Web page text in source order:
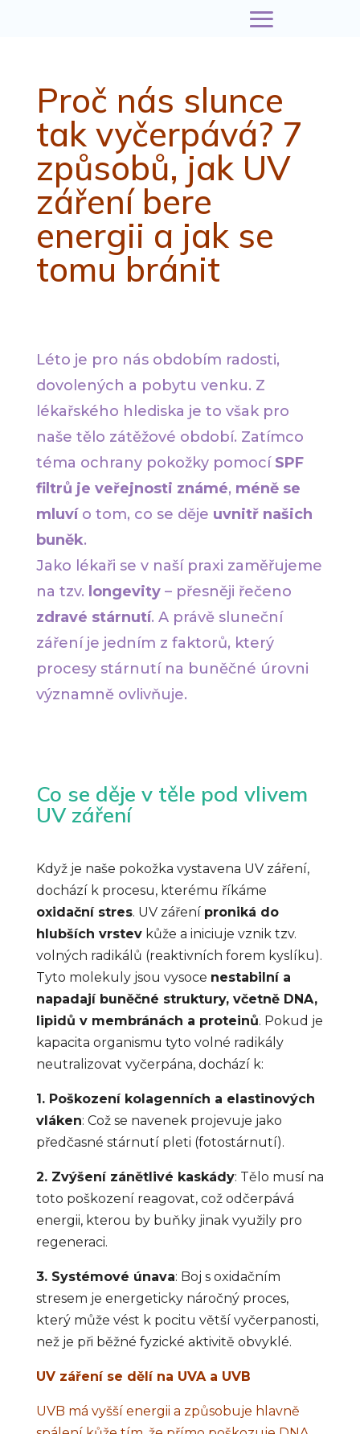
Proč nás slunce
tak vyčerpává? 7
způsobů, jak UV
záření bere
energii a jak se
tomu bránit
Léto je pro nás obdobím radosti,
dovolených a pobytu venku. Z
lékařského hlediska je to však pro
naše tělo zátěžové období. Zatímco
téma ochrany pokožky pomocí SPF
filtrů je veřejnosti známé, méně se
mluvío tom, co se děje uvnitř našich
buněk.
Jako lékaři se v naší praxi zaměřujeme
na tzv. longevity– přesněji řečeno
zdravé stárnutí. A právě sluneční
záření je jedním z faktorů, který
procesy stárnutí na buněčné úrovni
významně ovlivňuje.
Co se děje v těle pod vlivem
UV záření
Když je naše pokožka vystavena UV záření,
dochází k procesu, kterému říkáme
oxidační stres. UV záření proniká do
hlubších vrstevkůže a iniciuje vznik tzv.
volných radikálů (reaktivních forem kyslíku).
Tyto molekuly jsou vysoce nestabilní a
napadají buněčné struktury, včetně DNA,
lipidů v membránách a proteinů. Pokud je
kapacita organismu tyto volné radikály
neutralizovat vyčerpána, dochází k:
1. Poškození kolagenních a elastinových
vláken: Což se navenek projevuje jako
předčasné stárnutí pleti (fotostárnutí).
2. Zvýšení zánětlivé kaskády: Tělo musí na
toto poškození reagovat, což odčerpává
energii, kterou by buňky jinak využily pro
regeneraci.
3. Systémové únava: Boj s oxidačním
stresem je energeticky náročný proces,
který může vést k pocitu větší vyčerpanosti,
než je při běžné fyzické aktivitě obvyklé.
UV záření se dělí na UVA a UVB
UVB má vyšší energii a způsobuje hlavně